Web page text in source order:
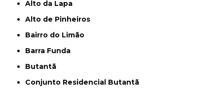
Alto da Lapa
Alto de Pinheiros
Bairro do Limão
Barra Funda
Butantã
Conjunto Residencial Butantã